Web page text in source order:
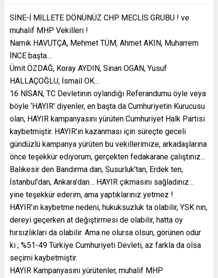
SİNE-İ MİLLETE DÖNÜNÜZ CHP MECLİS GRUBU ! ve
muhalif MHP Vekilleri !
Namık HAVUTÇA, Mehmet TÜM, Ahmet AKIN, Muharrem
İNCE başta…
Ümit ÖZDAĞ, Koray AYDIN, Sinan OGAN, Yusuf
HALLAÇOĞLU, İsmail OK…
16 NİSAN, TC Devletinin oylandığı Referandumu öyle veya
böyle ‘HAYIR’ diyenler, en başta da Cumhuriyetin Kurucusu
olan, HAYIR kampanyasını yürüten Cumhuriyet Halk Partisi
kaybetmiştir. HAYIR’ın kazanması için süreçte geceli
gündüzlü kampanya yürüten bu vekillerimize, arkadaşlarına
önce teşekkür ediyorum, gerçekten fedakarane çalıştınız…
Balıkesir den Bandırma dan, Susurluk’tan, Erdek ten,
İstanbul’dan, Ankara’dan… HAYIR çıkmasını sağladınız…
yine teşekkür ederim, ama yaptıklarınız yetmez !
HAYIR’ın kaybetme nedeni, hukuksuzluk ta olabilir, YSK nın,
dereyi geçerken at değiştirmesi de olabilir, hatta oy
hırsızlıkları da olabilir. Ama ne olursa olsun, görünen odur
ki ; %51-49 Türkiye Cumhuriyeti Devleti, az farkla da olsa
seçimi kaybetmiştir.
HAYIR Kampanyasını yürütenler, muhalif MHP